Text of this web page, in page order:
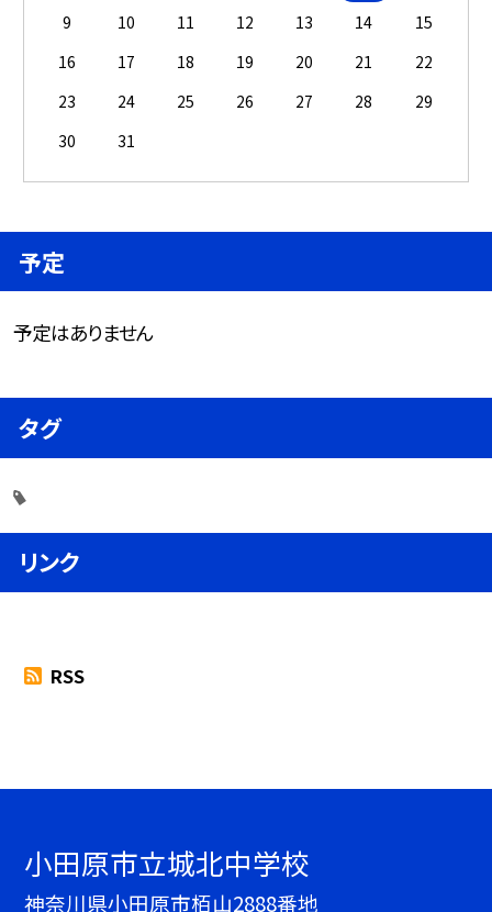
9
10 11 12 13 14
15
16
17 18 19 20 21
22
23
24 25 26 27 28
29
30
31
予定
予定はありません
タグ
リンク
RSS
小田原市立城北中学校
神奈川県小田原市栢山2888番地